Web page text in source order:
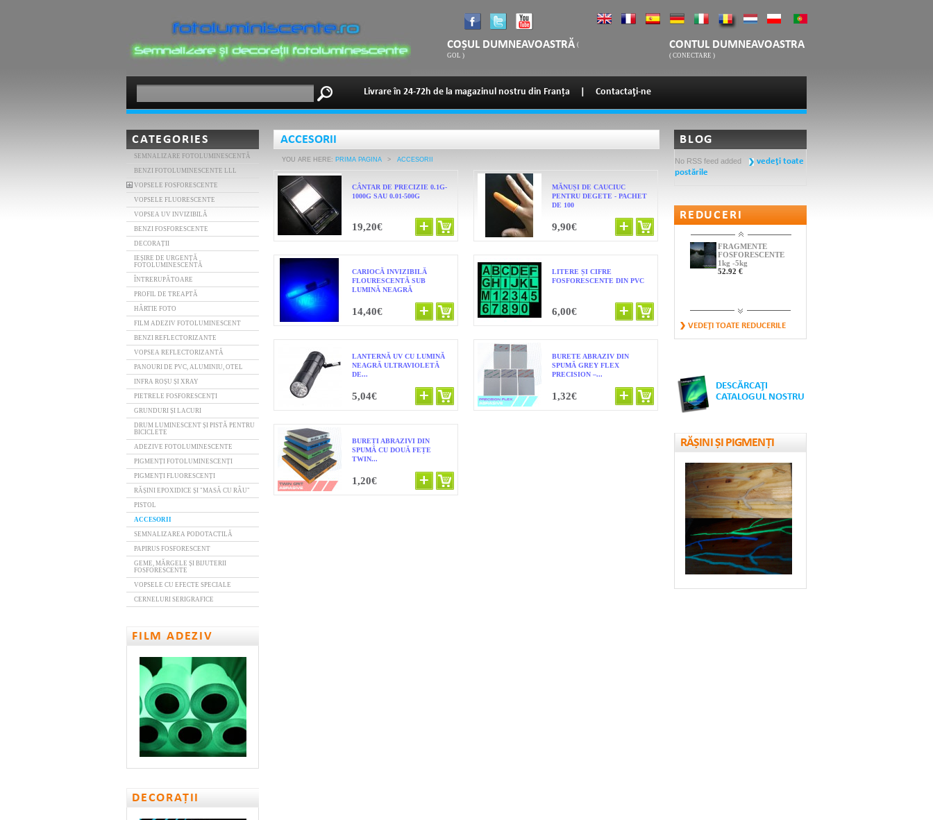
COȘUL DUMNEAVOASTRĂ (
GOL )
CONTUL DUMNEAVOASTRA
( CONECTARE )
Livrare în 24-72h de la magazinul nostru din Franța Contactaţi-ne
CATEGORIES
SEMNALIZARE FOTOLUMINESCENTĂ
BENZI FOTOLUMINESCENTE LLL
VOPSELE FOSFORESCENTE
VOPSELE FLUORESCENTE
VOPSEA UV INVIZIBILĂ
BENZI FOSFORESCENTE
DECORAȚII
IEȘIRE DE URGENȚĂ
FOTOLUMINESCENTĂ
ÎNTRERUPĂTOARE
PROFIL DE TREAPTĂ
HÂRTIE FOTO
FILM ADEZIV FOTOLUMINESCENT
BENZI REFLECTORIZANTE
VOPSEA REFLECTORIZANTĂ
PANOURI DE PVC, ALUMINIU, OTEL
INFRA ROȘU ȘI XRAY
PIETRELE FOSFORESCENȚI
GRUNDURI ȘI LACURI
DRUM LUMINESCENT ȘI PISTĂ PENTRU
BICICLETE
ADEZIVE FOTOLUMINESCENTE
PIGMENȚI FOTOLUMINESCENȚI
PIGMENȚI FLUORESCENȚI
RĂȘINI EPOXIDICE ȘI "MASĂ CU RÂU"
PISTOL
ACCESORII
SEMNALIZAREA PODOTACTILĂ
PAPIRUS FOSFORESCENT
GEME, MĂRGELE ȘI BIJUTERII
FOSFORESCENTE
VOPSELE CU EFECTE SPECIALE
CERNELURI SERIGRAFICE
FILM ADEZIV
DECORAȚII
ACCESORII
YOU ARE HERE: PRIMA PAGINA > ACCESORII
CÂNTAR DE PRECIZIE 0.1G-
1000G SAU 0.01-500G
19,20€
MĂNUȘI DE CAUCIUC
PENTRU DEGETE - PACHET
DE 100
9,90€
CARIOCĂ INVIZIBILĂ
FLOURESCENTĂ SUB
LUMINĂ NEAGRĂ
14,40€
LITERE ȘI CIFRE
FOSFORESCENTE DIN PVC
6,00€
LANTERNĂ UV CU LUMINĂ
NEAGRĂ ULTRAVIOLETĂ
DE...
5,04€
BURETE ABRAZIV DIN
SPUMĂ GREY FLEX
PRECISION –...
1,32€
BUREȚI ABRAZIVI DIN
SPUMĂ CU DOUĂ FEȚE
TWIN...
1,20€
BLOG
No RSS feed added
vedeţi toate
postările
REDUCERI
FRAGMENTE
FOSFORESCENTE
1kg -5kg
52.92 €
FOSFORESCENȚI
CONURI DE
SEMNALIZARE
BANDĂ
FOSFORESCENTĂ
REFLECTORIZANTĂ
14.77 €
VEDEŢI TOATE REDUCERILE
DESCĂRCAŢI
CATALOGUL NOSTRU
RĂȘINI ȘI PIGMENȚI